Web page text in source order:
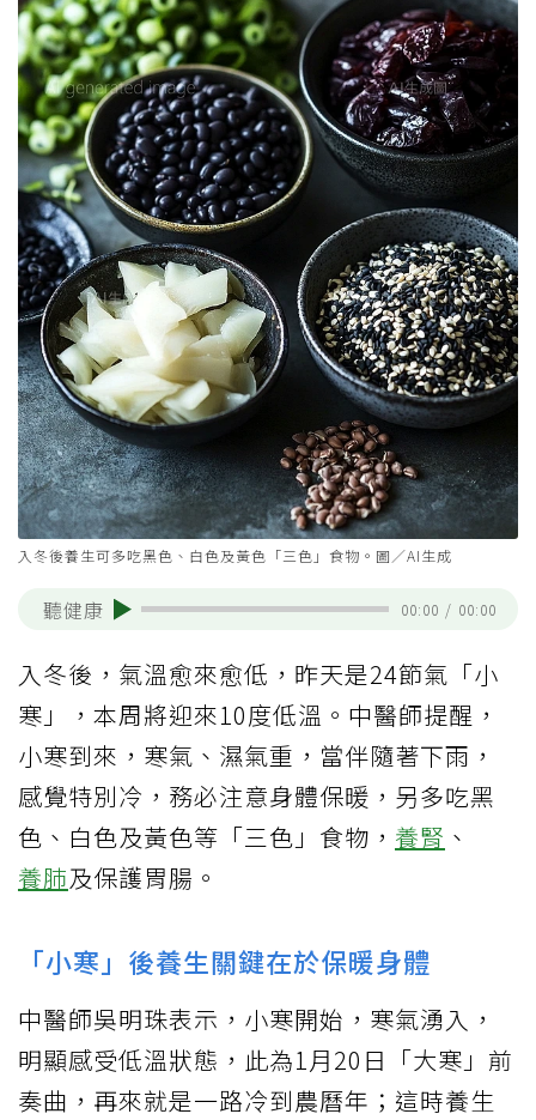
入冬後養生可多吃黑色、白色及黃色「三色」食物。圖／AI生成
聽健康 00:00 / 00:00
入冬後，氣溫愈來愈低，昨天是24節氣「小
寒」，本周將迎來10度低溫。中醫師提醒，
小寒到來，寒氣、濕氣重，當伴隨著下雨，
感覺特別冷，務必注意身體保暖，另多吃黑
色、白色及黃色等「三色」食物， 養腎 、
養肺及保護胃腸。
「小寒」後養生關鍵在於保暖身體
中醫師吳明珠表示，小寒開始，寒氣湧入，
明顯感受低溫狀態，此為1月20日「大寒」前
奏曲，再來就是一路冷到農曆年；這時養生